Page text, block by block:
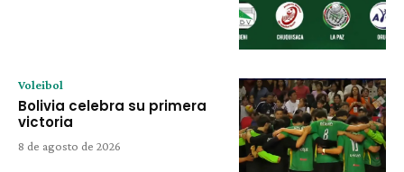
Voleibol
Bolivia celebra su primera
victoria
8 de agosto de 2026